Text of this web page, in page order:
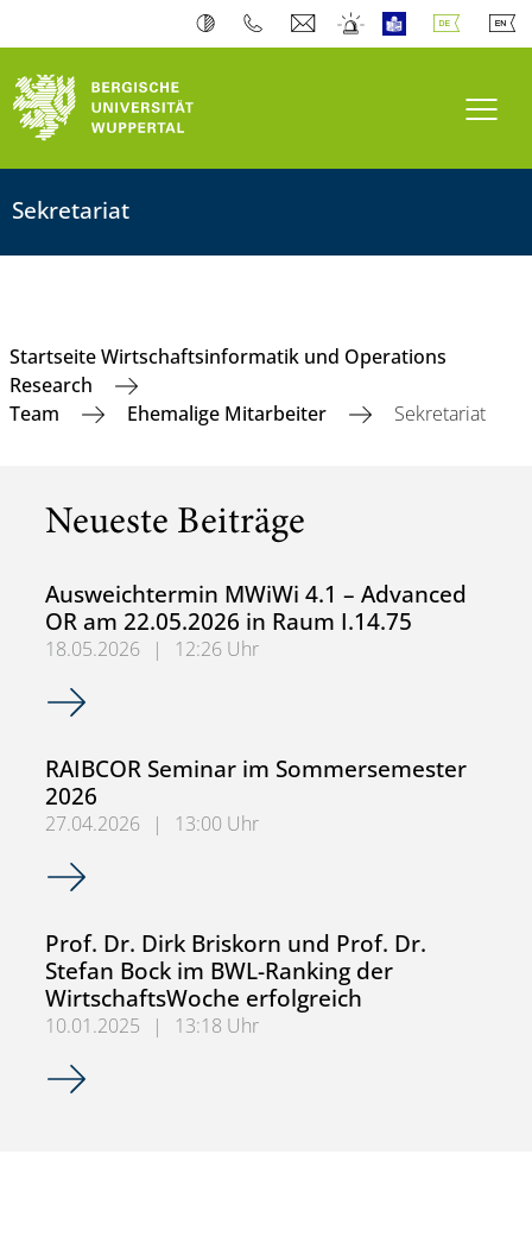
Sekretariat
Startseite Wirtschaftsinformatik und Operations
Research
Team
Ehemalige Mitarbeiter Sekretariat
Neueste Beiträge
Ausweichtermin MWiWi 4.1 – Advanced
OR am 22.05.2026 in Raum I.14.75
18.05.2026 |
12:26 Uhr
Ausweichtermin MWiWi 4.1 – Advanced OR am
RAIBCOR Seminar im Sommersemester
2026
27.04.2026 |
13:00 Uhr
RAIBCOR Seminar im Sommersemester 2026
Prof. Dr. Dirk Briskorn und Prof. Dr.
Stefan Bock im BWL-Ranking der
WirtschaftsWoche erfolgreich
10.01.2025 |
13:18 Uhr
Prof. Dr. Dirk Briskorn und Prof. Dr. Stefan Bock im